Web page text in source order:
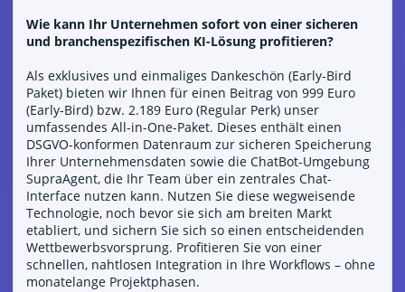
Wie kann Ihr Unternehmen sofort von einer sicheren
und branchenspezifischen KI-Lösung profitieren?
Als exklusives und einmaliges Dankeschön (Early-Bird
Paket) bieten wir Ihnen für einen Beitrag von 999 Euro
(Early-Bird) bzw. 2.189 Euro (Regular Perk) unser
umfassendes All-in-One-Paket. Dieses enthält einen
DSGVO-konformen Datenraum zur sicheren Speicherung
Ihrer Unternehmensdaten sowie die ChatBot-Umgebung
SupraAgent, die Ihr Team über ein zentrales Chat-
Interface nutzen kann. Nutzen Sie diese wegweisende
Technologie, noch bevor sie sich am breiten Markt
etabliert, und sichern Sie sich so einen entscheidenden
Wettbewerbsvorsprung. Profitieren Sie von einer
schnellen, nahtlosen Integration in Ihre Workflows – ohne
monatelange Projektphasen.